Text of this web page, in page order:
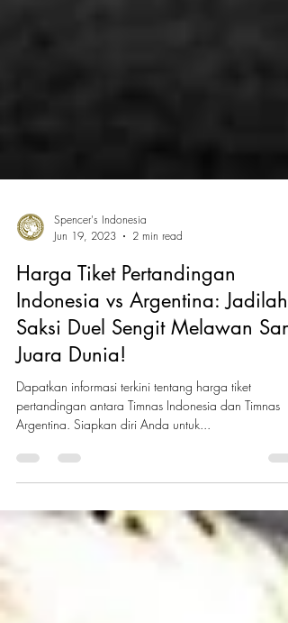
Jun 19, 2023
2 min read
Harga Tiket Pertandingan
Indonesia vs Argentina: Jadilah
Saksi Duel Sengit Melawan
Juara Dunia!
Dapatkan informasi terkini tentang harga tiket
Argentina. Siapkan diri Anda untuk...